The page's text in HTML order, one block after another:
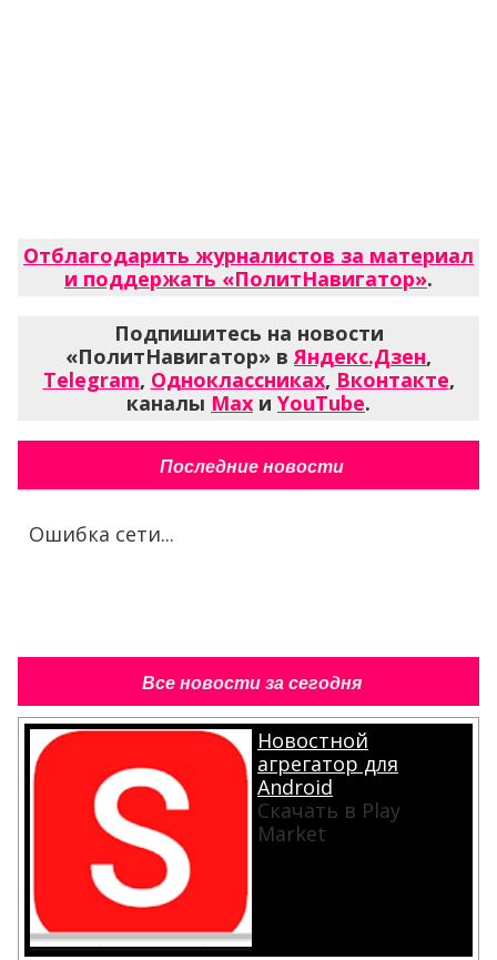
Отблагодарить журналистов за материал
и поддержать «ПолитНавигатор».
Подпишитесь на новости
«ПолитНавигатор» в Яндекс.Дзен,
Telegram, Одноклассниках, Вконтакте,
каналы Max и YouTube.
Последние новости
Ошибка сети...
Все новости за сегодня
Новостной
агрегатор для
Android
Скачать в Play
Market